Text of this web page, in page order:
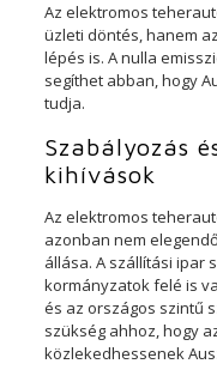
Az elektromos
üzleti döntés, hanem
lépés is. A nulla
segíthet abban, hogy
tudja.
Szabályozás
kihívások
Az elektromos
azonban nem
állása. A szállítási ipar
kormányzatok felé is
és az országos szintű
szükség ahhoz, hogy
közlekedhessenek